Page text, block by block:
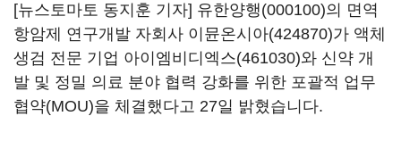
[뉴스토마토 동지훈 기자] 유한양행(000100)의 면역
항암제 연구개발 자회사 이뮨온시아(424870)가 액체
생검 전문 기업 아이엠비디엑스(461030)와 신약 개
발 및 정밀 의료 분야 협력 강화를 위한 포괄적 업무
협약(MOU)을 체결했다고 27일 밝혔습니다.